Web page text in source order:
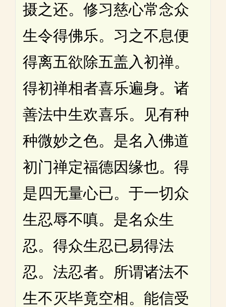
摄之还。修习慈心常念众
生令得佛乐。习之不息便
得离五欲除五盖入初禅。
得初禅相者喜乐遍身。诸
善法中生欢喜乐。见有种
种微妙之色。是名入佛道
初门禅定福德因缘也。得
是四无量心已。于一切众
生忍辱不嗔。是名众生
忍。得众生忍已易得法
忍。法忍者。所谓诸法不
生不灭毕竟空相。能信受